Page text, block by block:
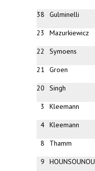
38 Gulminelli
23 Mazurkiewicz
22 Symoens
21 Groen
20 Singh
3 Kleemann
4 Kleemann
8 Thamm
9 HOUNSOUNOU